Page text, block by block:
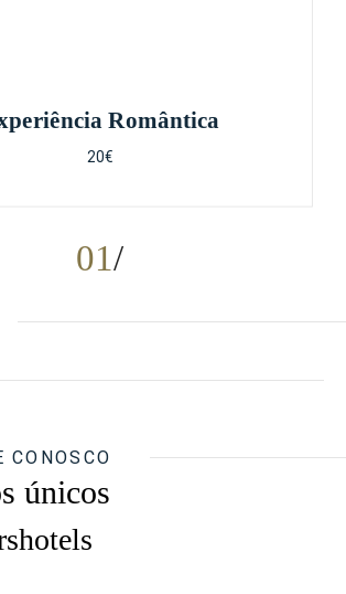
01
Romântica
20€
CONOSCO
únicos